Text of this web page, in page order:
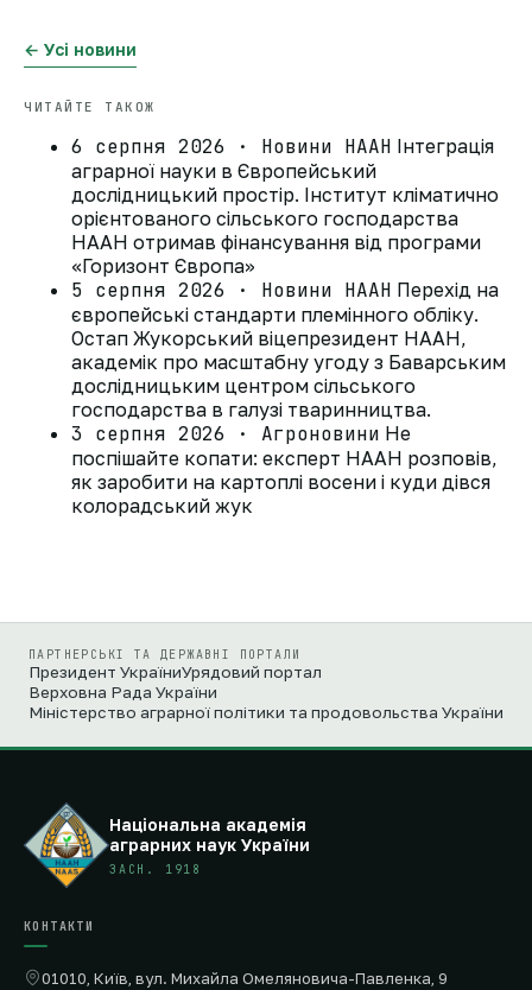
← Усі новини
ЧИТАЙТЕ ТАКОЖ
6 серпня 2026 · Новини НААН Інтеграція
аграрної науки в Європейський
дослідницький простір. Інститут кліматично
орієнтованого сільського господарства
НААН отримав фінансування від програми
«Горизонт Європа»
5 серпня 2026 · Новини НААН Перехід на
європейські стандарти племінного обліку.
Остап Жукорський віцепрезидент НААН,
академік про масштабну угоду з Баварським
дослідницьким центром сільського
господарства в галузі тваринництва.
3 серпня 2026 · Агроновини Не
поспішайте копати: експерт НААН розповів,
як заробити на картоплі восени і куди дівся
колорадський жук
ПАРТНЕРСЬКІ ТА ДЕРЖАВНІ ПОРТАЛИ
Президент УкраїниУрядовий портал
Верховна Рада України
Міністерство аграрної політики та продовольства України
Національна академія
аграрних наук України
ЗАСН. 1918
КОНТАКТИ
01010, Київ, вул. Михайла Омеляновича-Павленка, 9